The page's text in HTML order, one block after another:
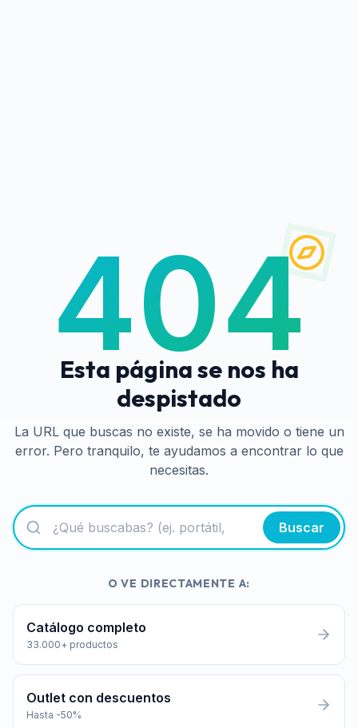
404
Esta página se nos ha
despistado
La URL que buscas no existe, se ha movido o tiene un
error. Pero tranquilo, te ayudamos a encontrar lo que
necesitas.
Buscar
O VE DIRECTAMENTE A:
Catálogo completo
33.000+ productos
Outlet con descuentos
Hasta -50%